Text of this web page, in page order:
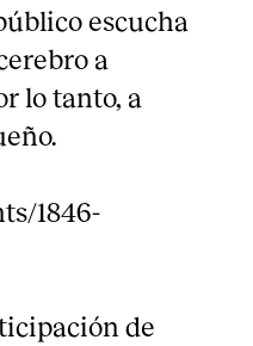
escucha
a
lo tanto, a
1846-
de